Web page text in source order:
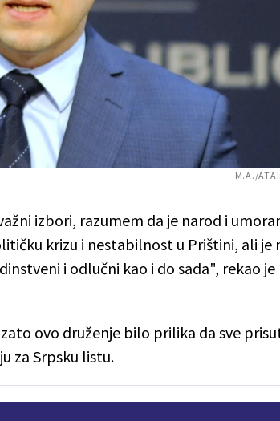
M.A./
izbori, razumem da je narod i
krizu i nestabilnost u Prištini, ali je
i odlučni kao i do sada", rekao je
ovo druženje bilo prilika da sve
za Srpsku listu.